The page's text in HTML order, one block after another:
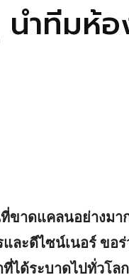
ำทีมห้
ขาดแคลนอย่างม
ละดีไซน์เนอร์ ขอ
ได้ระบาดไปทั่วโล